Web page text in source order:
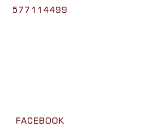
577114499
FACEBOOK